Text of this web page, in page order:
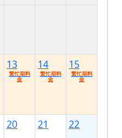
13
繁忙期料
金
14
繁忙期料
金
15
繁忙期料
金
20 21 22